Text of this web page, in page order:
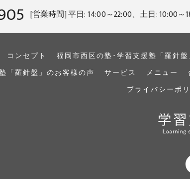
[営業時間] 平日: 14:00～22:00、土日: 10:00～
コンセプト 福岡市西区の塾･学習支援塾「羅針
「羅針盤」のお客様の声
サービス メニュー
プライバシーポ